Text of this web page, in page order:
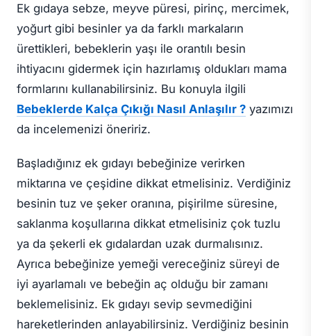
Ek gıdaya sebze, meyve püresi, pirinç, mercimek,
yoğurt gibi besinler ya da farklı markaların
ürettikleri, bebeklerin yaşı ile orantılı besin
ihtiyacını gidermek için hazırlamış oldukları mama
formlarını kullanabilirsiniz. Bu konuyla ilgili
Bebeklerde Kalça Çıkığı Nasıl Anlaşılır ? yazımızı
da incelemenizi öneririz.
Başladığınız ek gıdayı bebeğinize verirken
miktarına ve çeşidine dikkat etmelisiniz. Verdiğiniz
besinin tuz ve şeker oranına, pişirilme süresine,
saklanma koşullarına dikkat etmelisiniz çok tuzlu
ya da şekerli ek gıdalardan uzak durmalısınız.
Ayrıca bebeğinize yemeği vereceğiniz süreyi de
iyi ayarlamalı ve bebeğin aç olduğu bir zamanı
beklemelisiniz. Ek gıdayı sevip sevmediğini
hareketlerinden anlayabilirsiniz. Verdiğiniz besinin